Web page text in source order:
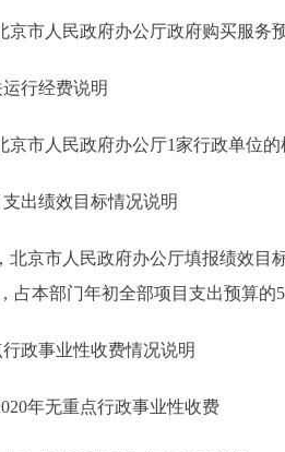
市人民政府办公厅政府购买服务预
行经费说明
市人民政府办公厅1家行政单位的
绩效目标情况说明
京市人民政府办公厅填报绩效目标
占本部门年初全部项目支出预算的
事业性收费情况说明
年无重点行政事业性收费